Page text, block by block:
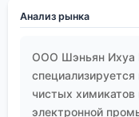
Анализ рынка
ООО Шэньян Ихуа
чистых
электронной